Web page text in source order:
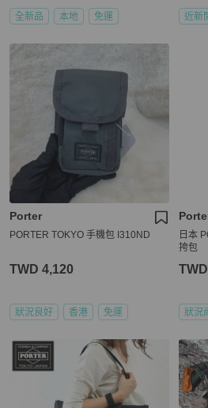
全新品 本地 免運 近新
Porter
PORTER TOKYO 手機包 I310ND
TWD 4,120
狀況良好 香港 免運
日本
挎包
狀況